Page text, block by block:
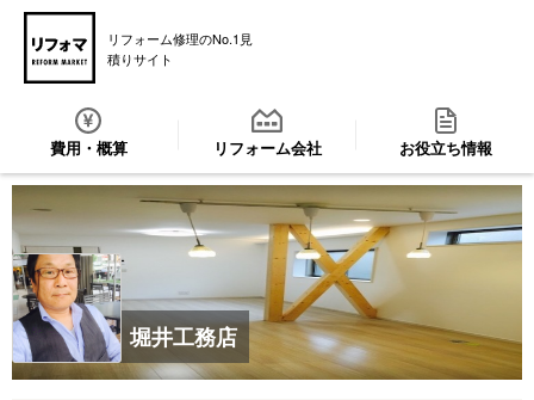
リフォーム修理のNo.1見
積りサイト
費用・概算 リフォーム会社 お役立ち情報
堀井工務店